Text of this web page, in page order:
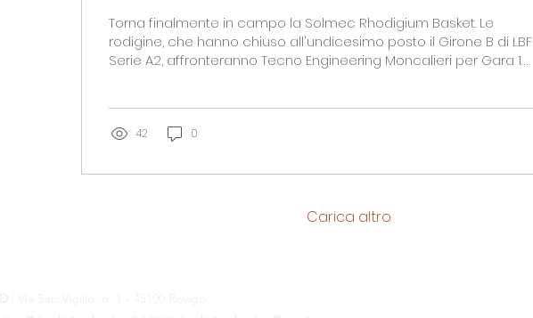
Torna finalmente in campo la Solmec Rhodigium Basket. Le
rodigine, che hanno chiuso all'undicesimo posto il Girone B di LBF
Serie A2, affronteranno Tecno Engineering Moncalieri per Gara 1
salvezza contro le rodigine. Le torinesi hanno concluso la
42 0
Carica altro